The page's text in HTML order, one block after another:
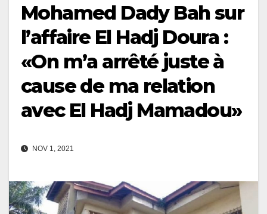
Mohamed Dady Bah sur
l’affaire El Hadj Doura :
«On m’a arrêté juste à
cause de ma relation
avec El Hadj Mamadou»
NOV 1, 2021